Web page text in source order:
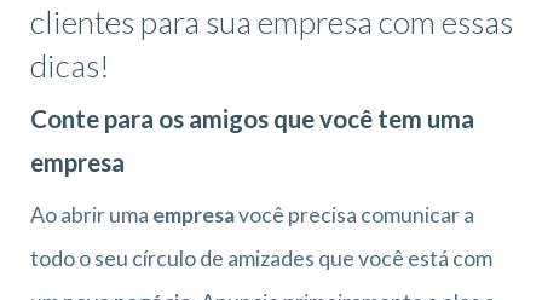
clientes para sua empresa com essas
dicas!
Conte para os amigos que você tem uma
empresa
Ao abrir uma empresavocê precisa comunicar a
todo o seu círculo de amizades que você está com